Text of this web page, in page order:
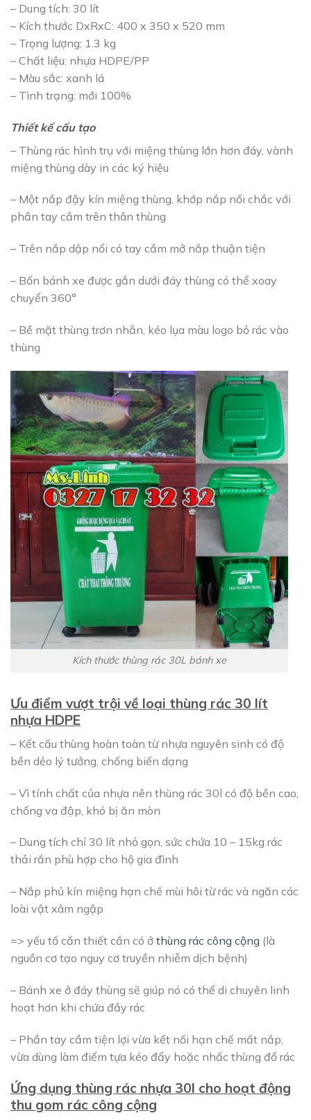
– Dung tích: 30 lít
– Kích thước DxRxC: 400 x 350 x 520 mm
– Trọng lượng: 1.3 kg
– Chất liệu: nhựa HDPE/PP
– Màu sắc: xanh lá
– Tình trạng: mới 100%
Thiết kế cấu tạo
– Thùng rác hình trụ với miệng thùng lớn hơn đáy, vành
miệng thùng dày in các ký hiệu
– Một nắp đậy kín miệng thùng, khớp nắp nối chắc với
phần tay cầm trên thân thùng
– Trên nắp dập nổi có tay cầm mở nắp thuận tiện
– Bốn bánh xe được gắn dưới đáy thùng có thể xoay
chuyển 360°
– Bề mặt thùng trơn nhẵn, kéo lụa màu logo bỏ rác vào
thùng
Kích thước thùng rác 30L bánh xe
Ưu điểm vượt trội về loại thùng rác 30 lít
nhựa HDPE
– Kết cấu thùng hoàn toàn từ nhựa nguyên sinh có độ
bền dẻo lý tưởng, chống biến dạng
– Vì tính chất của nhựa nên thùng rác 30l có độ bền cao,
chống va đập, khó bị ăn mòn
– Dung tích chỉ 30 lít nhỏ gọn, sức chứa 10 – 15kg rác
thải rắn phù hợp cho hộ gia đình
– Nắp phủ kín miệng hạn chế mùi hôi từ rác và ngăn các
loài vật xâm ngập
=> yếu tố cần thiết cần có ở thùng rác công cộng (là
nguồn cơ tạo nguy cơ truyền nhiễm dịch bệnh)
– Bánh xe ở đáy thùng sẽ giúp nó có thể di chuyên linh
hoạt hơn khi chứa đầy rác
– Phần tay cầm tiện lợi vừa kết nối hạn chế mất nắp,
vừa dùng làm điểm tựa kéo đẩy hoặc nhấc thùng đổ rác
Ứng dụng thùng rác nhựa 30l cho hoạt động
thu gom rác công cộng